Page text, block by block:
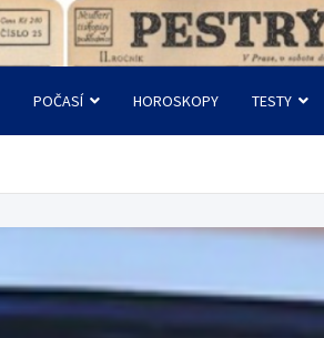
POČASÍ HOROSKOPY TESTY